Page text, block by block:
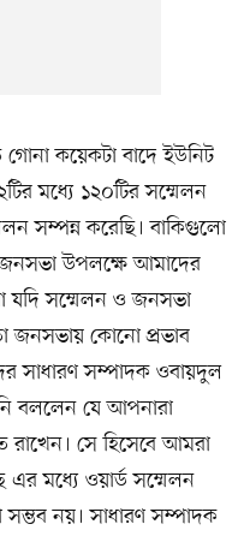
কয়েকটা বাদে ইউনিট
মধ্যে ১২০টির সম্মেলন
সম্পন্ন করেছি। বাকিগুলো
জনসভা উপলক্ষে আমাদের
যদি সম্মেলন ও জনসভা
জনসভায় কোনো প্রভাব
সাধারণ সম্পাদক ওবায়দুল
বললেন যে আপনারা
রাখেন। সে হিসেবে আমরা
মধ্যে ওয়ার্ড সম্মেলন
নয়। সাধারণ সম্পাদক